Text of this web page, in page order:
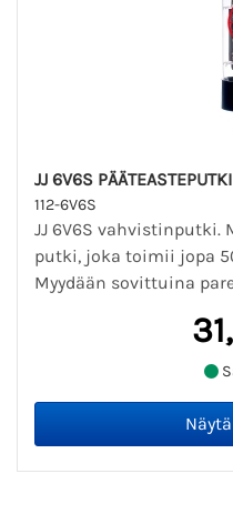
JJ 6V6S
112-6V6S
JJ 6V6S vahvistinputki.
putki, joka toimii jopa
Myydään sovittuina